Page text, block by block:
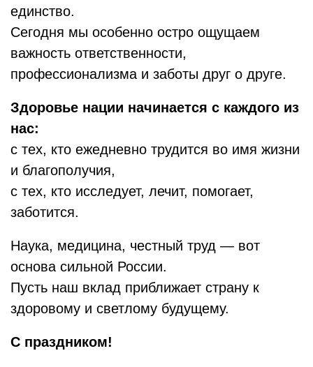
единство.
Сегодня мы особенно остро ощущаем
важность ответственности,
профессионализма и заботы друг о друге.
Здоровье нации начинается с каждого из
нас:
с тех, кто ежедневно трудится во имя жизни
и благополучия,
с тех, кто исследует, лечит, помогает,
заботится.
Наука, медицина, честный труд — вот
основа сильной России.
Пусть наш вклад приближает страну к
здоровому и светлому будущему.
С праздником!